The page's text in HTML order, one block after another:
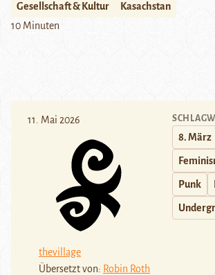
Gesellschaft & Kultur
Kasachstan
10 Minuten
11. Mai 2026
thevillage
Übersetzt von: Robin Roth
8. März
Punk